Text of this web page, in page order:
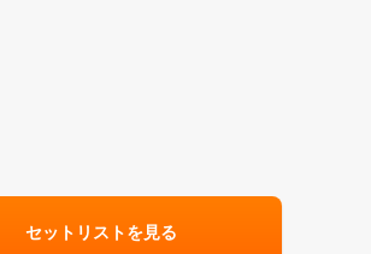
セットリストを見る